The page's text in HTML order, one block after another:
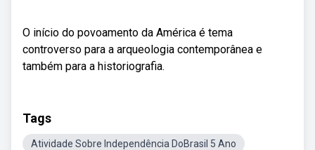
O início do povoamento da América é tema
controverso para a arqueologia contemporânea e
também para a historiografia.
Tags
Atividade Sobre Independência DoBrasil 5 Ano